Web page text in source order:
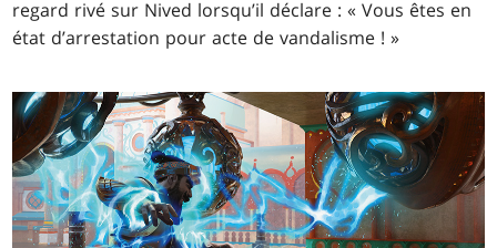
regard rivé sur Nived lorsqu’il déclare : « Vous êtes en
état d’arrestation pour acte de vandalisme ! »